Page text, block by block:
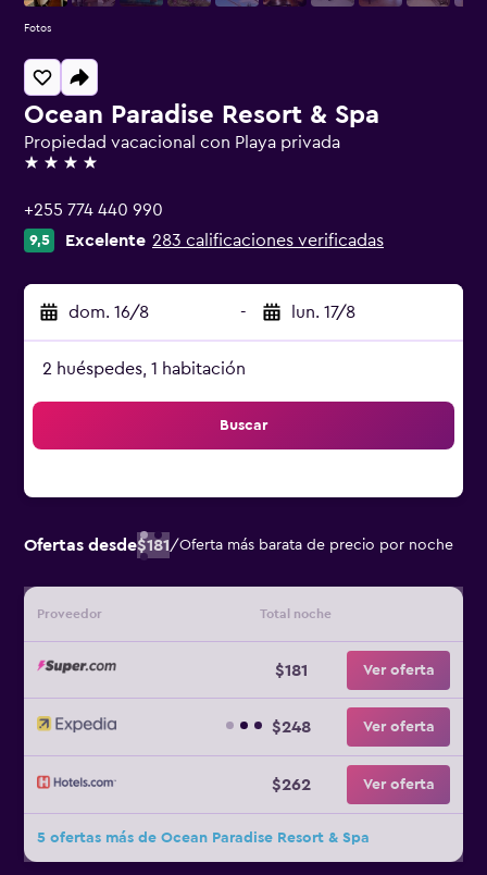
Ocean Paradise Resort & Spa
Propiedad vacacional con Playa privada
4 estrellas
+255 774 440 990
9,5 Excelente 283 calificaciones verificadas
dom. 16/8 - lun. 17/8
2 huéspedes, 1 habitación
Buscar
Ofertas desde$181/Oferta más barata de precio por noche
Proveedor Total noche
$181 Ver oferta
$248 Ver oferta
$262 Ver oferta
5 ofertas más de Ocean Paradise Resort & Spa
Fotos